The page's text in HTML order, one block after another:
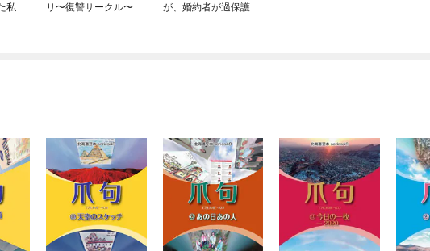
私、
リ〜復讐サークル〜
が、婚約者が過保護す